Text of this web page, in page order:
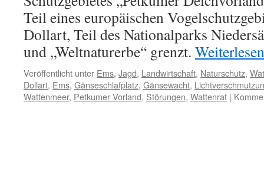
Teil eines europäischen
Dollart, Teil des Nationalparks
und „Weltnaturerbe“ grenzt.
Veröffentlicht unter Ems, Jagd, Landwirtschaft, Naturschutz,
Dollart, Ems, Gänseschlafplatz, Gänsewacht,
Wattenmeer, Petkumer Vorland, Störungen, Wattenrat |